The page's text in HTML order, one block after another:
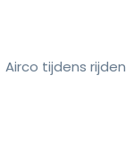
Airco tijdens rijden